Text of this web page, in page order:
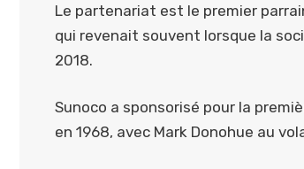
Le partenariat est le premier
qui revenait souvent lorsque la
2018.
Sunoco a sponsorisé pour la
en 1968, avec Mark Donohue au